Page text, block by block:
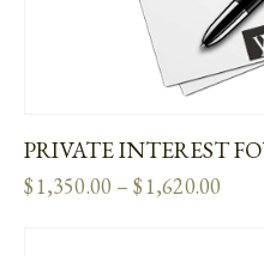
PRIVATE INTEREST
$1,350.00 –$1,620.00